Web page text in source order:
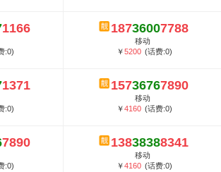
1166
:0)
18736007788
移动
￥5200 (话费:0)
1371
:0)
15736767890
移动
￥4160 (话费:0)
7890
:0)
13838388341
移动
￥4160 (话费:0)